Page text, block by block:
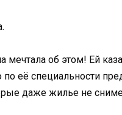
мечтала об этом! Ей
по её специальности
даже жилье не